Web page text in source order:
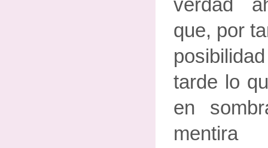
verdad
que, por
tarde lo
en